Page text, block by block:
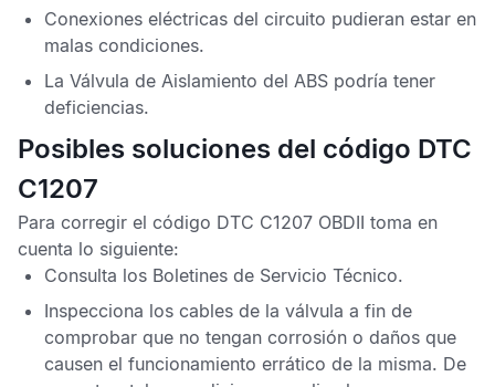
Conexiones eléctricas del circuito pudieran estar en
malas condiciones.
La Válvula de Aislamiento del ABS podría tener
deficiencias.
Posibles soluciones del código DTC
C1207
Para corregir el código DTC C1207 OBDII toma en
cuenta lo siguiente:
Consulta los Boletines de Servicio Técnico.
Inspecciona los cables de la válvula a fin de
comprobar que no tengan corrosión o daños que
causen el funcionamiento errático de la misma. De